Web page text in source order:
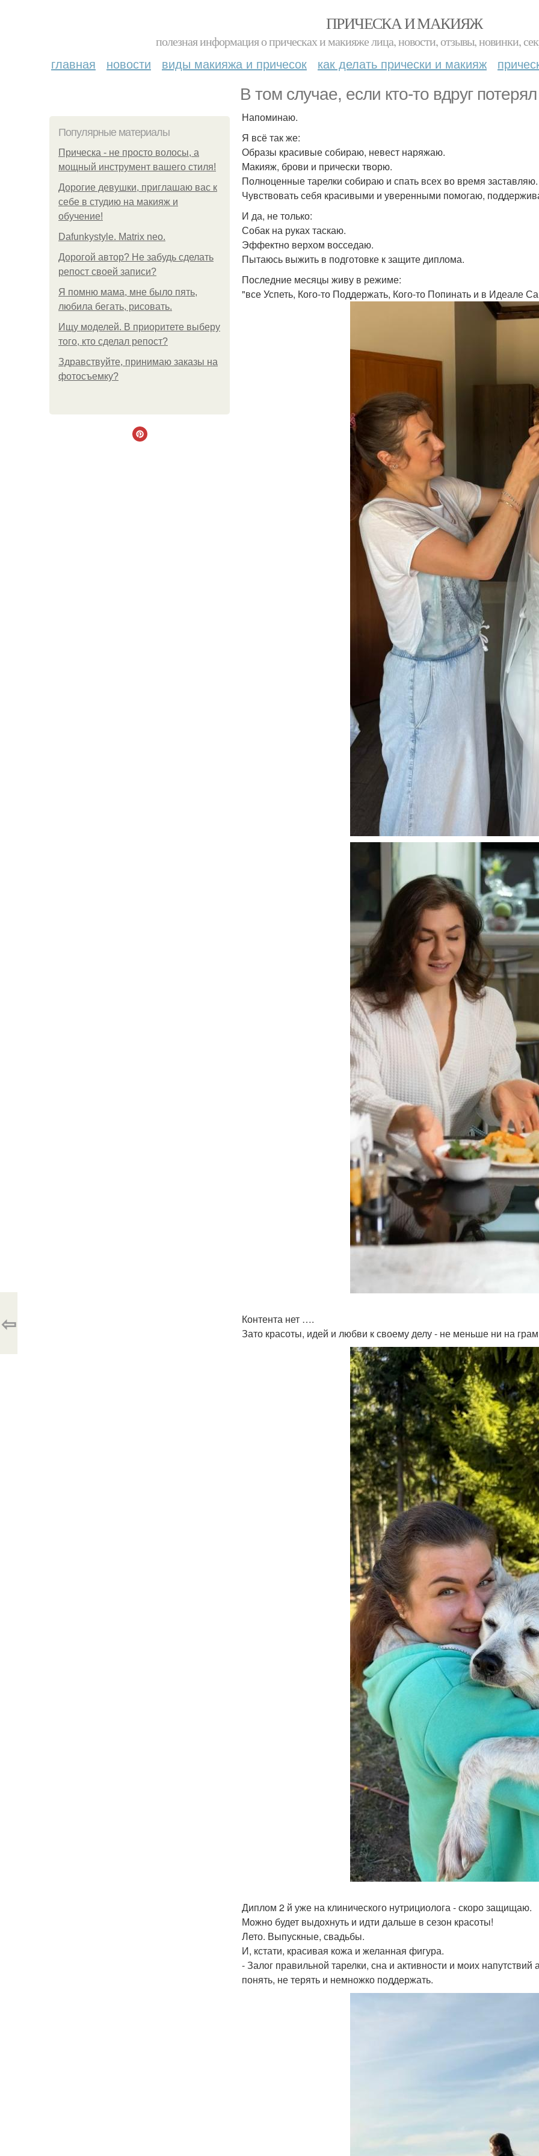
ПРИЧЕСКА И МАКИЯЖ
полезная информация о прическах и макияже лица, новости, отзывы, новинки,
главная новости виды макияжа и причесок как делать прически и макияж
В том случае, если кто-то вдруг
Популярные материалы
Прическа - не просто волосы, а
мощный инструмент вашего стиля!
Дорогие девушки, приглашаю вас к
себе в студию на макияж и
обучение!
Dafunkystyle. Matrix neo.
Дорогой автор? Не забудь сделать
репост своей записи?
Я помню мама, мне было пять,
любила бегать, рисовать.
Ищу моделей. В приоритете выберу
того, кто сделал репост?
Здравствуйте, принимаю заказы на
фотосъемку?
Напоминаю.
Я всё так же:
Образы красивые собираю, невест наряжаю.
Макияж, брови и прически творю.
Полноценные тарелки собираю и спать всех во время заставляю.
Чувствовать себя красивыми и уверенными помогаю,
И да, не только:
Собак на руках таскаю.
Эффектно верхом восседаю.
Пытаюсь выжить в подготовке к защите диплома.
Последние месяцы живу в режиме:
"все Успеть, Кого-то Поддержать, Кого-то Попинать и в Идеале
Контента нет ….
Зато красоты, идей и любви к своему делу - не меньше ни на
Диплом 2 й уже на клинического нутрициолога - скоро защищаю.
Можно будет выдохнуть и идти дальше в сезон красоты!
Лето. Выпускные, свадьбы.
И, кстати, красивая кожа и желанная фигура.
- Залог правильной тарелки, сна и активности и моих напутствий
понять, не терять и немножко поддержать.
⇦